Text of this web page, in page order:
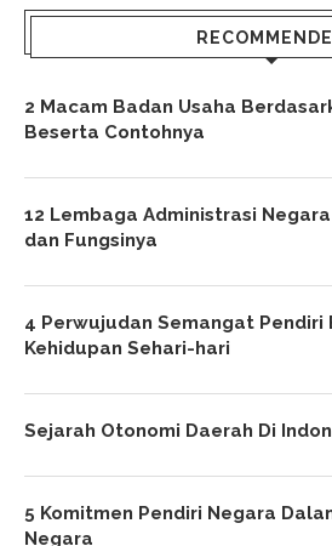
2 Macam Badan Usaha
Beserta Contohnya
12 Lembaga Administrasi
dan Fungsinya
4 Perwujudan Semangat Pendiri
Kehidupan Sehari-hari
Sejarah Otonomi Daerah Di
5 Komitmen Pendiri Negara
Negara